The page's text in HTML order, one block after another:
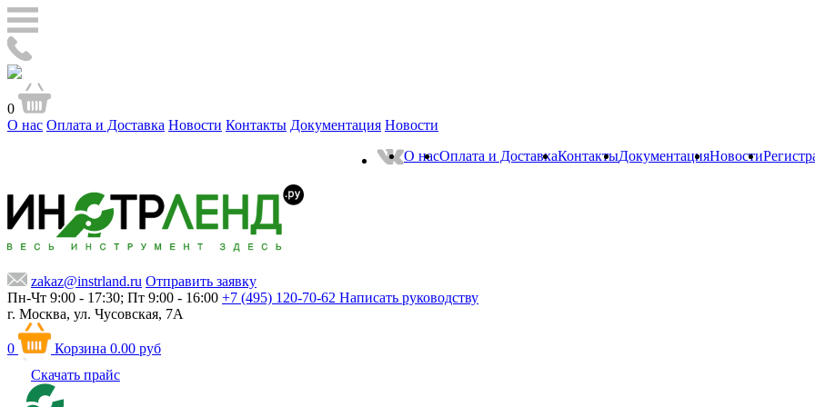
0
О нас Оплата и Доставка Новости Контакты Документация Новости
О насОплата и ДоставкаКонтактыДокументацияНовости
zakaz@instrland.ru Отправить заявку
Пн-Чт 9:00 - 17:30; Пт 9:00 - 16:00 +7 (495) 120-70-62 Написать руководству
г. Москва, ул. Чусовская, 7А
0 Корзина 0.00 руб
Скачать прайс